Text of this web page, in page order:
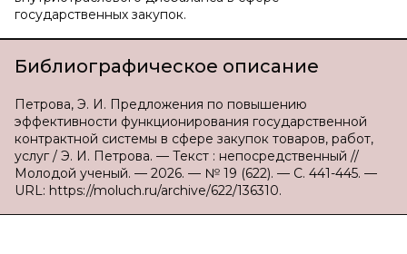
государственных закупок.
Библиографическое описание
Петрова, Э. И. Предложения по повышению
эффективности функционирования государственной
контрактной системы в сфере закупок товаров, работ,
услуг / Э. И. Петрова. — Текст : непосредственный //
Молодой ученый. — 2026. — № 19 (622). — С. 441-445. —
URL: https://moluch.ru/archive/622/136310.